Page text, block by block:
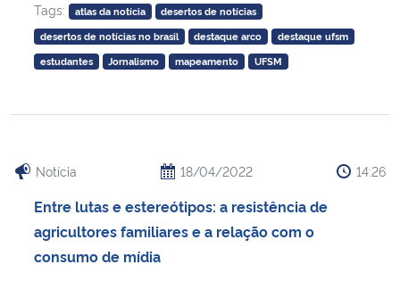
Tags: atlas da notícia
desertos de notícias
desertos de notícias no brasil
destaque arco
destaque ufsm
estudantes
Jornalismo mapeamento UFSM
Notícia 18/04/2022 14:26
Entre lutas e estereótipos: a resistência de
agricultores familiares e a relação com o
consumo de mídia